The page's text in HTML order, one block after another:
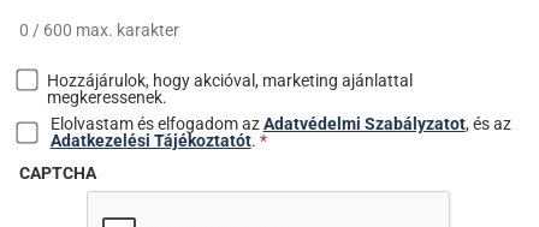
0 / 600 max. karakter
Marketing
hozzájárulás
Hozzájárulok, hogy akcióval, marketing ajánlattal
megkeressenek.
Hozzjárulás
Elolvastam és elfogadom azAdatvédelmi Szabályzatot, és az
Adatkezelési Tájékoztatót. *
CAPTCHA